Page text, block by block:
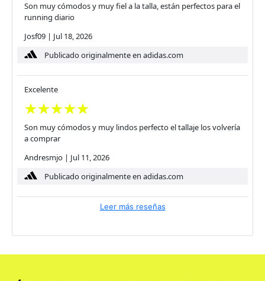
Son muy cómodos y muy fiel a la talla, están perfectos para el
running diario
Josf09 | Jul 18, 2026
Publicado originalmente en adidas.com
Excelente
Son muy cómodos y muy lindos perfecto el tallaje los volvería
a comprar
Andresmjo | Jul 11, 2026
Publicado originalmente en adidas.com
Leer más reseñas